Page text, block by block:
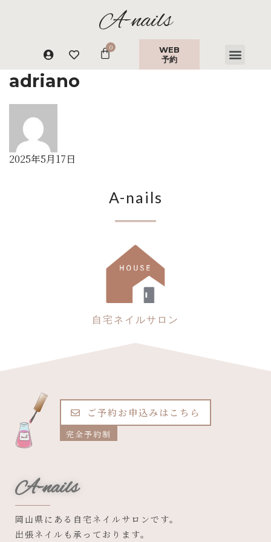
A-nails
WEB
予約
adriano
2025年5月17日
A-nails
自宅ネイルサロン
ご予約お申込みはこちら
完全予約制
A-nails
岡山県にある自宅ネイルサロンです。
出張ネイルも承っております。